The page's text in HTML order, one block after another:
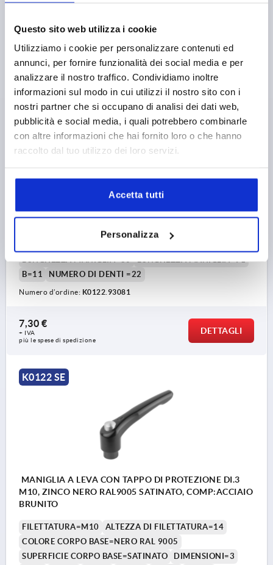
Questo sito web utilizza i cookie
Utilizziamo i cookie per personalizzare contenuti ed
annunci, per fornire funzionalità dei social media e per
analizzare il nostro traffico. Condividiamo inoltre
informazioni sul modo in cui utilizzi il nostro sito con i
nostri partner che si occupano di analisi dei dati web,
pubblicità e social media, i quali potrebbero combinarle
con altre informazioni che hai fornito loro o che hanno
raccolto dal tuo utilizzo dei loro servizi.
Accetta tutti
Personalizza
MANIGLIA A LEVA CON TAPPO DI PROTEZIONE DI.3
M08, ZINCO NERO RAL9005 SATINATO, COMP:ACCIAIO
COLORE CORPO BASE=NERO RAL 9005
SUPERFICIE CORPO BASE=SATINATO
DIMENSIONI=3
D2=22 H=41,5 H1=10
LUNGHEZZA MANIGLIA=80
LUNGHEZZA MANIGLIA=91
B=11
NUMERO DI DENTI =22
Numero d’ordine: K0122.93081
7,30 €
+ IVA
più le spese di spedizione
DETTAGLI
K0122 SE
MANIGLIA A LEVA CON TAPPO DI PROTEZIONE DI.3
M10, ZINCO NERO RAL9005 SATINATO, COMP:ACCIAIO
BRUNITO
FILETTATURA=M10
ALTEZZA DI FILETTATURA=14
COLORE CORPO BASE=NERO RAL 9005
SUPERFICIE CORPO BASE=SATINATO
DIMENSIONI=3